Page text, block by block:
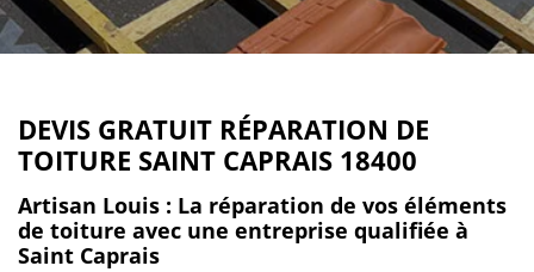
DEVIS GRATUIT RÉPARATION DE
TOITURE SAINT CAPRAIS 18400
Artisan Louis : La réparation de vos éléments
de toiture avec une entreprise qualifiée à
Saint Caprais